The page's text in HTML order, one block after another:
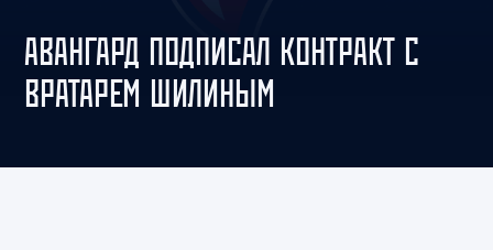
АВАНГАРД ПОДПИСАЛ КОНТРАКТ С
ВРАТАРЕМ ШИЛИНЫМ